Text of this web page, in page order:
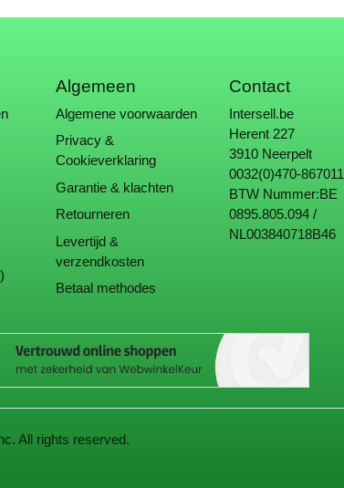
Algemeen
Algemene voorwaarden
Privacy &
Cookieverklaring
Garantie & klachten
Retourneren
Levertijd &
verzendkosten
Betaal methodes
Contact
Intersell.be
Herent 227
3910 Neerpelt
0032(0)470-867011
BTW Nummer:BE
0895.805.094 /
NL003840718B46
All rights reserved.